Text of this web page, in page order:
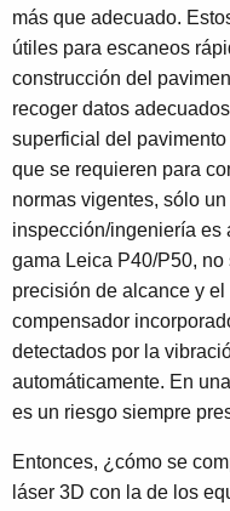
más que adecuado.
útiles para escaneos
construcción del
recoger datos
superficial del
que se requieren para
normas vigentes, sólo
inspección/ingeniería es
gama Leica P40/P50,
precisión de alcance y
compensador
detectados por la
automáticamente. En
es un riesgo siempre
Entonces, ¿cómo se
láser 3D con la de los